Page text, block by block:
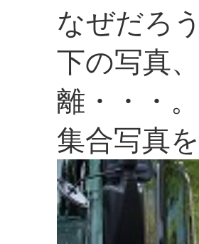
なぜだろ
下の写真
離・・・。
集合写真